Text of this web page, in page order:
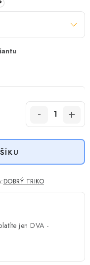
DOBRÝ TRIKO
jen DVA -